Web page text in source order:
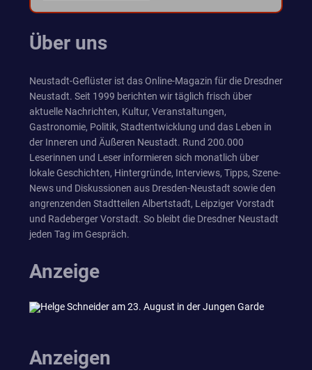
Über uns
Neustadt-Geflüster ist das Online-Magazin für die Dresdner
Neustadt. Seit 1999 berichten wir täglich frisch über
aktuelle Nachrichten, Kultur, Veranstaltungen,
Gastronomie, Politik, Stadtentwicklung und das Leben in
der Inneren und Äußeren Neustadt. Rund 200.000
Leserinnen und Leser informieren sich monatlich über
lokale Geschichten, Hintergründe, Interviews, Tipps, Szene-
News und Diskussionen aus Dresden-Neustadt sowie den
angrenzenden Stadtteilen Albertstadt, Leipziger Vorstadt
und Radeberger Vorstadt. So bleibt die Dresdner Neustadt
jeden Tag im Gespräch.
Anzeige
Anzeigen